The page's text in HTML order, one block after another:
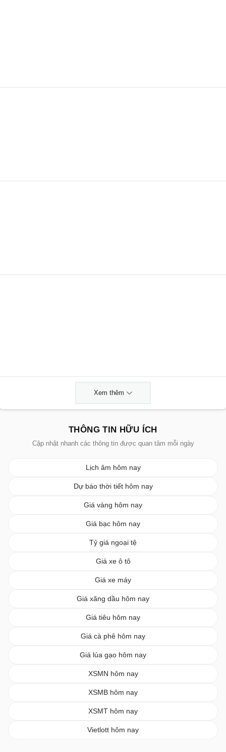
Xem thêm
THÔNG TIN HỮU ÍCH
Cập nhật nhanh các thông tin được quan tâm mỗi ngày
Lịch âm hôm nay
Dự báo thời tiết hôm nay
Giá vàng hôm nay
Giá bạc hôm nay
Tỷ giá ngoại tệ
Giá xe ô tô
Giá xe máy
Giá xăng dầu hôm nay
Giá tiêu hôm nay
Giá cà phê hôm nay
Giá lúa gạo hôm nay
XSMN hôm nay
XSMB hôm nay
XSMT hôm nay
Vietlott hôm nay